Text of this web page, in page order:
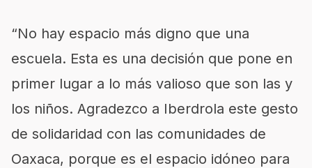
“No hay espacio más digno que una
escuela. Esta es una decisión que pone en
primer lugar a lo más valioso que son las y
los niños. Agradezco a Iberdrola este gesto
de solidaridad con las comunidades de
Oaxaca, porque es el espacio idóneo para